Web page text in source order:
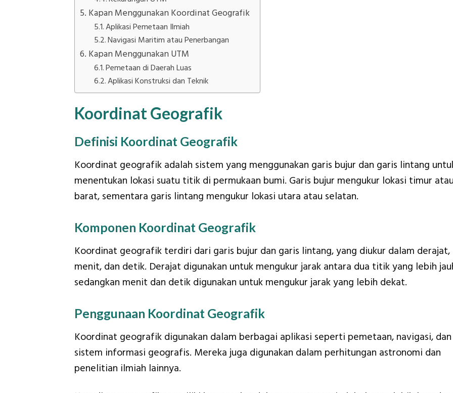
Kapan Menggunakan Koordinat Geografik
Aplikasi Pemetaan Ilmiah
Navigasi Maritim atau Penerbangan
Kapan Menggunakan UTM
Pemetaan di Daerah Luas
Aplikasi Konstruksi dan Teknik
Koordinat Geografik
Definisi Koordinat Geografik
Koordinat geografik adalah sistem yang menggunakan garis bujur dan garis lintang
menentukan lokasi suatu titik di permukaan bumi. Garis bujur mengukur lokasi timur
barat, sementara garis lintang mengukur lokasi utara atau selatan.
Komponen Koordinat Geografik
Koordinat geografik terdiri dari garis bujur dan garis lintang, yang diukur dalam derajat,
menit, dan detik. Derajat digunakan untuk mengukur jarak antara dua titik yang lebih
sedangkan menit dan detik digunakan untuk mengukur jarak yang lebih dekat.
Penggunaan Koordinat Geografik
Koordinat geografik digunakan dalam berbagai aplikasi seperti pemetaan, navigasi, dan
sistem informasi geografis. Mereka juga digunakan dalam perhitungan astronomi dan
penelitian ilmiah lainnya.